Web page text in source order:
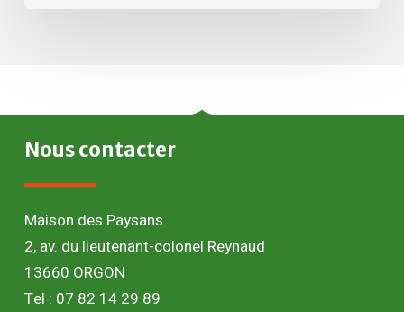
Nouscontacter
Maison des Paysans
2, av. du lieutenant-colonel Reynaud
13660 ORGON
Tel : 07 82 14 29 89